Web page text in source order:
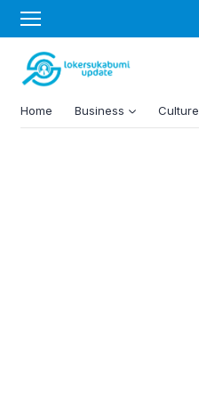
Home Business Culture